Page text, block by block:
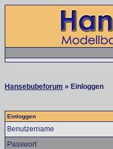
Hansebubeforum » Einloggen
Einloggen
Benutzername
Passwort